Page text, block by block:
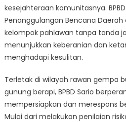
kesejahteraan komunitasnya.
Penanggulangan Bencana Daerah
kelompok pahlawan tanpa tanda
menunjukkan keberanian dan
menghadapi kesulitan.
Terletak di wilayah rawan gempa
gunung berapi, BPBD Sario
mempersiapkan dan merespons
Mulai dari melakukan penilaian